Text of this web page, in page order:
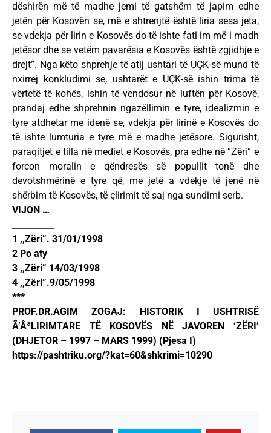
dëshirën më të madhe jemi të gatshëm të japim edhe
jetën për Kosovën se, më e shtrenjtë është liria sesa jeta,
se vdekja për lirin e Kosovës do të ishte fati im më i madh
jetësor dhe se vetëm pavarësia e Kosovës është zgjidhje e
drejt”. Nga këto shprehje të atij ushtari të UÇK-së mund të
nxirrej konkludimi se, ushtarët e UÇK-së ishin trima të
vërtetë të kohës, ishin të vendosur në luftën për Kosovë,
prandaj edhe shprehnin ngazëllimin e tyre, idealizmin e
tyre atdhetar me idenë se, vdekja për lirinë e Kosovës do
të ishte lumturia e tyre më e madhe jetësore. Sigurisht,
paraqitjet e tilla në mediet e Kosovës, pra edhe në “Zëri” e
forcon moralin e qëndresës së popullit tonë dhe
devotshmërinë e tyre që, me jetë a vdekje të jenë në
shërbim të Kosovës, të çlirimit të saj nga sundimi serb.
VIJON …
1 ,,Zëri”. 31/01/1998
2 Po aty
3 ,,Zëri” 14/03/1998
4 ,,Zëri”.9/05/1998
***
PROF.DR.AGIM ZOGAJ: HISTORIK I USHTRISË
Ã’ÂªLIRIMTARE TË KOSOVËS NË JAVOREN ‘ZËRI’
(DHJETOR – 1997 – MARS 1999) (Pjesa I)
https://pashtriku.org/?kat=60&shkrimi=10290